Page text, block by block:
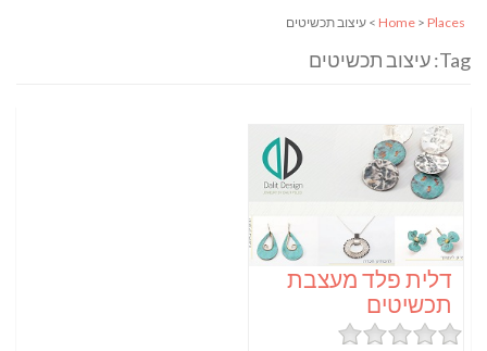
Home > Places > עיצוב תכשיטים
Tag: עיצוב תכשיטים
דלית פלד מעצבת
תכשיטים